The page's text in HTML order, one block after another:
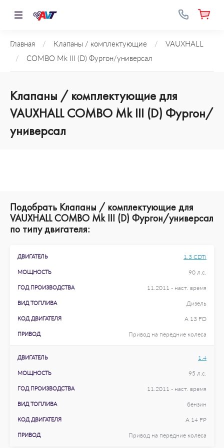
Главная / Клапаны / комплектующие /
VAUXHALL
/
COMBO Mk III (D) Фургон/универсал
Клапаны / комплектующие для
VAUXHALL COMBO Mk III (D) Фургон/
универсал
Подобрать Клапаны / комплектующие для
VAUXHALL COMBO Mk III (D) Фургон/универсал
по типу двигателя:
ДВИГАТЕЛЬ 1.3 CDTi
МОЩНОСТЬ 90 л.с.
ГОД ПРОИЗВОДСТВА 11.2011 - наст. время
ВИД ТОПЛИВА Дизель
КОД ДВИГАТЕЛЯ A 13 FD
ПРИВОД Привод на передние колеса
ДВИГАТЕЛЬ 1.4
МОЩНОСТЬ 95 л.с.
ГОД ПРОИЗВОДСТВА 11.2011 - наст. время
ВИД ТОПЛИВА бензин
КОД ДВИГАТЕЛЯ A 14 FP
ПРИВОД Привод на передние колеса